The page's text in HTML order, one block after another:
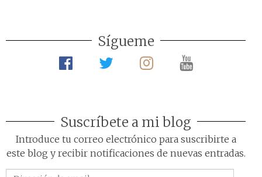
Sígueme
Suscríbete a mi blog
Introduce tu correo electrónico para suscribirte a
este blog y recibir notificaciones de nuevas entradas.